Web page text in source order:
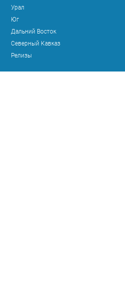
Урал
Юг
Дальний Восток
Северный Кавказ
Релизы